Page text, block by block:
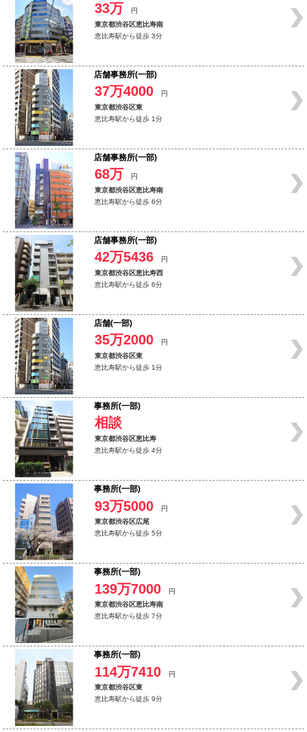
33万
円
東京都渋谷区恵比寿南
恵比寿駅から徒歩 3分
店舗事務所(一部)
37万4000
円
東京都渋谷区東
恵比寿駅から徒歩 1分
店舗事務所(一部)
68万
円
東京都渋谷区恵比寿南
恵比寿駅から徒歩 6分
店舗事務所(一部)
42万5436
円
東京都渋谷区恵比寿西
恵比寿駅から徒歩 6分
店舗(一部)
35万2000
円
東京都渋谷区東
恵比寿駅から徒歩 1分
事務所(一部)
相談
東京都渋谷区恵比寿
恵比寿駅から徒歩 4分
事務所(一部)
93万5000
円
東京都渋谷区広尾
恵比寿駅から徒歩 5分
事務所(一部)
139万7000
円
東京都渋谷区恵比寿南
恵比寿駅から徒歩 7分
事務所(一部)
114万7410
円
東京都渋谷区東
恵比寿駅から徒歩 9分